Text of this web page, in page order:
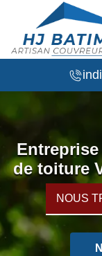
de toiture
NOUS